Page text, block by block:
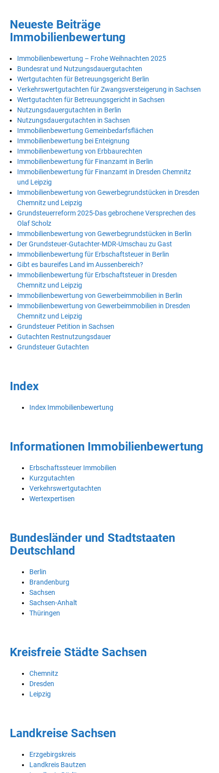
Neueste Beiträge
Immobilienbewertung
Immobilienbewertung – Frohe Weihnachten 2025
Bundesrat und Nutzungsdauergutachten
Wertgutachten für Betreuungsgericht Berlin
Verkehrswertgutachten für Zwangsversteigerung in Sachsen
Wertgutachten für Betreuungsgericht in Sachsen
Nutzungsdauergutachten in Berlin
Nutzungsdauergutachten in Sachsen
Immobilienbewertung Gemeinbedarfsflächen
Immobilienbewertung bei Enteignung
Immobilienbewertung von Erbbaurechten
Immobilienbewertung für Finanzamt in Berlin
Immobilienbewertung für Finanzamt in Dresden Chemnitz
und Leipzig
Immobilienbewertung von Gewerbegrundstücken in Dresden
Chemnitz und Leipzig
Grundsteuerreform 2025-Das gebrochene Versprechen des
Olaf Scholz
Immobilienbewertung von Gewerbegrundstücken in Berlin
Der Grundsteuer-Gutachter-MDR-Umschau zu Gast
Immobilienbewertung für Erbschaftsteuer in Berlin
Gibt es baureifes Land im Aussenbereich?
Immobilienbewertung für Erbschaftsteuer in Dresden
Chemnitz und Leipzig
Immobilienbewertung von Gewerbeimmobilien in Berlin
Immobilienbewertung von Gewerbeimmobilien in Dresden
Chemnitz und Leipzig
Grundsteuer Petition in Sachsen
Gutachten Restnutzungsdauer
Grundsteuer Gutachten
Index
Index Immobilienbewertung
Informationen Immobilienbewertung
Erbschaftssteuer Immobilien
Kurzgutachten
Verkehrswertgutachten
Wertexpertisen
Bundesländer und Stadtstaaten
Deutschland
Berlin
Brandenburg
Sachsen
Sachsen-Anhalt
Thüringen
Kreisfreie Städte Sachsen
Chemnitz
Dresden
Leipzig
Landkreise Sachsen
Erzgebirgskreis
Landkreis Bautzen